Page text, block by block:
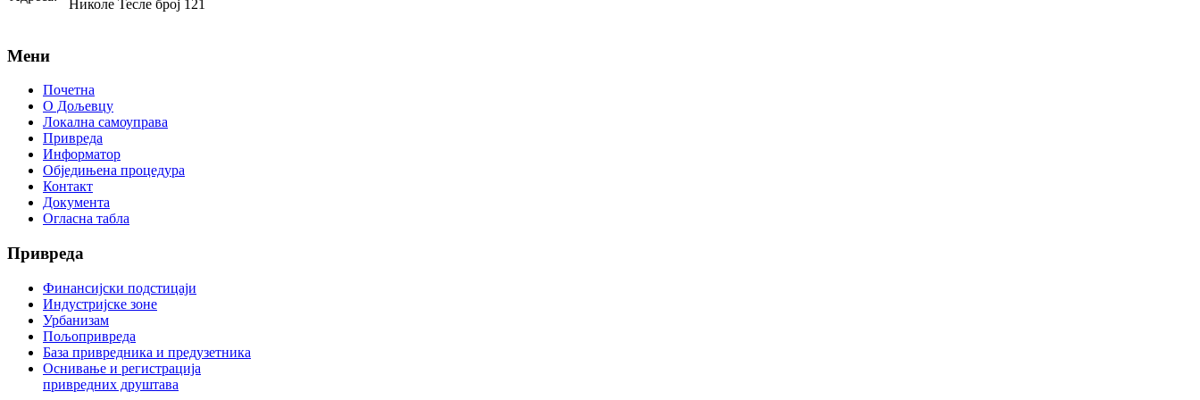
Николе Тесле број 121
Мени
Почетна
О Дољевцу
Локална самоуправа
Привреда
Информатор
Обједињена процедура
Контакт
Документа
Огласна табла
Привреда
Финансијски подстицаји
Индустријске зоне
Урбанизам
Пољопривреда
База привредника и предузетника
Оснивање и регистрација
привредних друштава